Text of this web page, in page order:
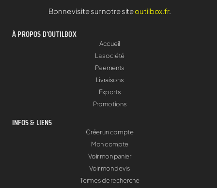
Bonne visite sur notre siteoutilbox.fr.
À PROPOS D'OUTILBOX
Accueil
La société
Paiements
Livraisons
Exports
Promotions
INFOS & LIENS
Créer un compte
Mon compte
Voir mon panier
Voir mon devis
Termes de recherche